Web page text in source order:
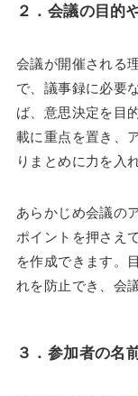
２． 会議の目的
会議が開催される
で、議事録に必要
ば、意思決定を目
載に重点を置き、
りまとめに力を入
あらかじめ会議の
ポイントを押さえ
を作成できます。
れを防止でき、会
３． 参加者の名